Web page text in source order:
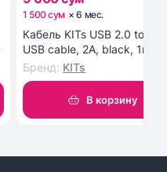
1 500 сум ×6 мес.
Кабель KITs USB 2.0 to
USB cable, 2A, black, 1m
(KITS-W-002)
Бренд: KITs
В корзину